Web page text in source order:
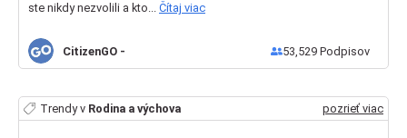
ste nikdy nezvolili a kto... Čítaj viac
CitizenGO - 53,529 Podpisov
Trendy v Rodina a výchova pozrieť viac